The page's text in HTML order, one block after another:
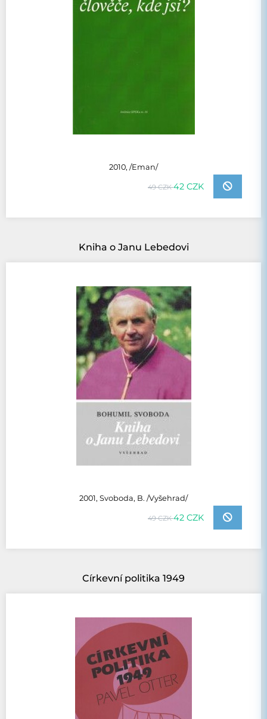
2010, /Eman/
49 CZK42 CZK
Kniha o Janu Lebedovi
2001, Svoboda, B. /Vyšehrad/
49 CZK42 CZK
Církevní politika 1949